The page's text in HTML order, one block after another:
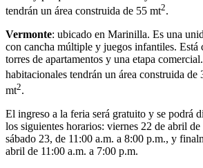
tendrán un área construida de 55 mt2.
Vermonte: ubicado en Marinilla. Es una
con cancha múltiple y juegos infantiles. Está
torres de apartamentos y una etapa
habitacionales tendrán un área construida de
mt2.
El ingreso a la feria será gratuito y se podrá
los siguientes horarios: viernes 22 de abril
sábado 23, de 11:00 a.m. a 8:00 p.m., y
abril de 11:00 a.m. a 7:00 p.m.